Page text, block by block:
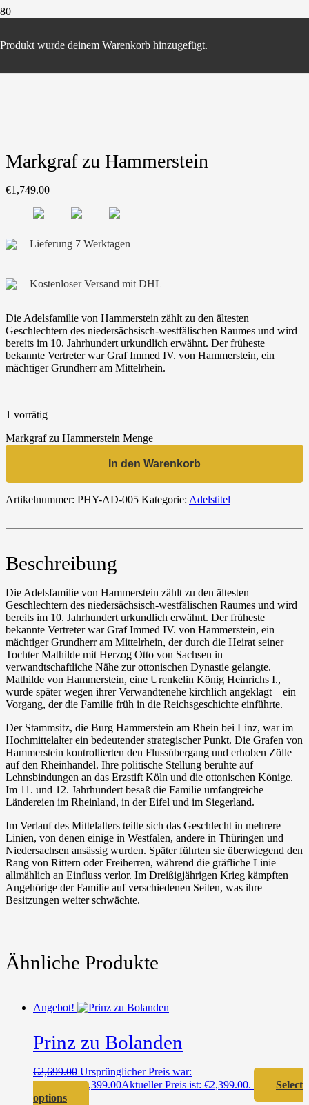
Produkt wurde deinem Warenkorb hinzugefügt.
Start / Adelstitel / Markgraf zu Hammerstein
Markgraf zu Hammerstein
€1,749.00
Lieferung 7 Werktagen
Kostenloser Versand mit DHL
Die Adelsfamilie von Hammerstein zählt zu den ältesten
Geschlechtern des niedersächsisch-westfälischen Raumes und wird
bereits im 10. Jahrhundert urkundlich erwähnt. Der früheste
bekannte Vertreter war Graf Immed IV. von Hammerstein, ein
mächtiger Grundherr am Mittelrhein.
1 vorrätig
Markgraf zu Hammerstein Menge
In den Warenkorb
Artikelnummer: PHY-AD-005 Kategorie: Adelstitel
Beschreibung
Die Adelsfamilie von Hammerstein zählt zu den ältesten
Geschlechtern des niedersächsisch-westfälischen Raumes und wird
bereits im 10. Jahrhundert urkundlich erwähnt. Der früheste
bekannte Vertreter war Graf Immed IV. von Hammerstein, ein
mächtiger Grundherr am Mittelrhein, der durch die Heirat seiner
Tochter Mathilde mit Herzog Otto von Sachsen in
verwandtschaftliche Nähe zur ottonischen Dynastie gelangte.
Mathilde von Hammerstein, eine Urenkelin König Heinrichs I.,
wurde später wegen ihrer Verwandtenehe kirchlich angeklagt – ein
Vorgang, der die Familie früh in die Reichsgeschichte einführte.
Der Stammsitz, die Burg Hammerstein am Rhein bei Linz, war im
Hochmittelalter ein bedeutender strategischer Punkt. Die Grafen von
Hammerstein kontrollierten den Flussübergang und erhoben Zölle
auf den Rheinhandel. Ihre politische Stellung beruhte auf
Lehnsbindungen an das Erzstift Köln und die ottonischen Könige.
Im 11. und 12. Jahrhundert besaß die Familie umfangreiche
Ländereien im Rheinland, in der Eifel und im Siegerland.
Im Verlauf des Mittelalters teilte sich das Geschlecht in mehrere
Linien, von denen einige in Westfalen, andere in Thüringen und
Niedersachsen ansässig wurden. Später führten sie überwiegend den
Rang von Rittern oder Freiherren, während die gräfliche Linie
allmählich an Einfluss verlor. Im Dreißigjährigen Krieg kämpften
Angehörige der Familie auf verschiedenen Seiten, was ihre
Besitzungen weiter schwächte.
Ähnliche Produkte
Angebot!
Prinz zu Bolanden
€2,699.00 Ursprünglicher Preis war:
2,399.00Aktueller Preis ist: €2,399.00.
Select
options